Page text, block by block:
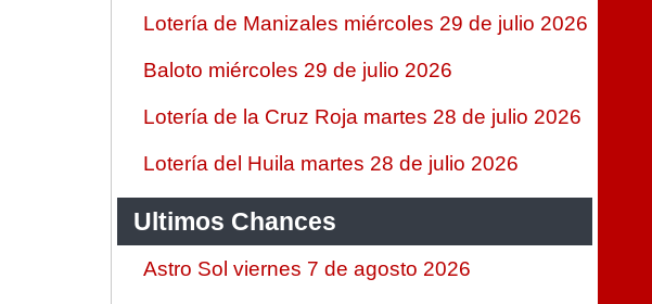
Lotería de Manizales miércoles 29 de julio 2026
Baloto miércoles 29 de julio 2026
Lotería de la Cruz Roja martes 28 de julio 2026
Lotería del Huila martes 28 de julio 2026
Ultimos Chances
Astro Sol viernes 7 de agosto 2026